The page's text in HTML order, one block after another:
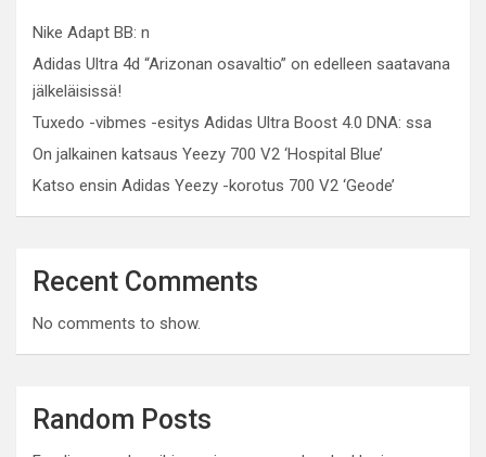
Nike Adapt BB: n
Adidas Ultra 4d “Arizonan osavaltio” on edelleen saatavana
jälkeläisissä!
Tuxedo -vibmes -esitys Adidas Ultra Boost 4.0 DNA: ssa
On jalkainen katsaus Yeezy 700 V2 ‘Hospital Blue’
Katso ensin Adidas Yeezy -korotus 700 V2 ‘Geode’
Recent Comments
No comments to show.
Random Posts